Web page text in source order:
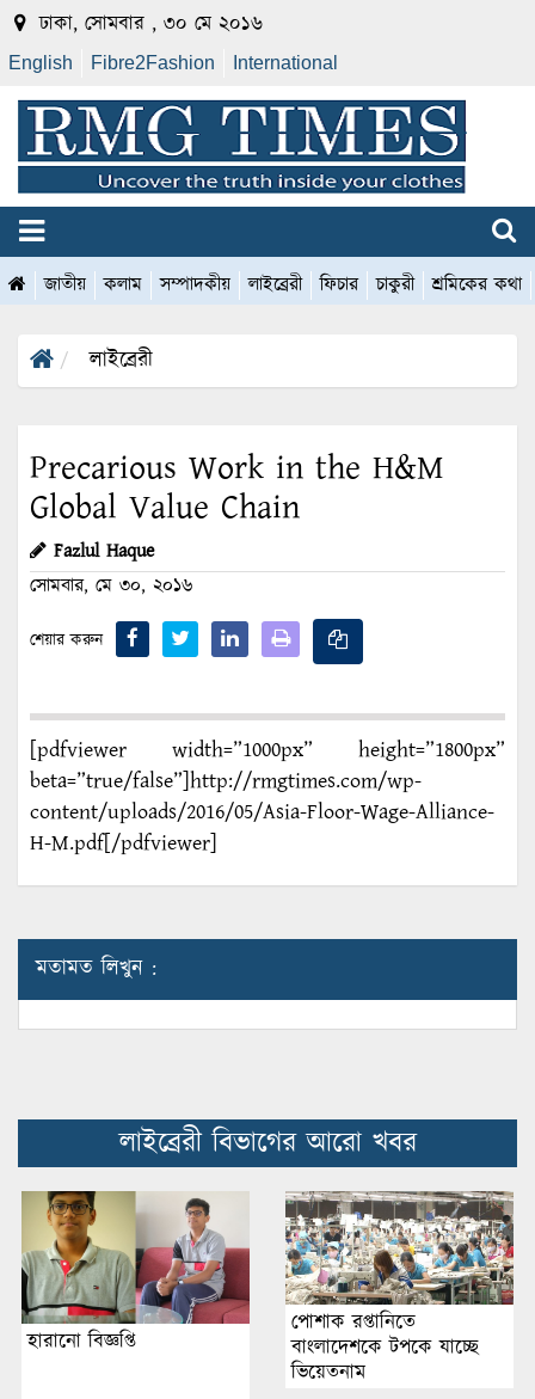
ঢাকা, সোমবার , ৩০ মে ২০১৬
English Fibre2Fashion International
জাতীয় কলাম সম্পাদকীয় লাইব্রেরী ফিচার চাকুরী শ্রমিকের কথা
লাইব্রেরী
Precarious Work in the H&M
Global Value Chain
Fazlul Haque
সোমবার, মে ৩০, ২০১৬
শেয়ার করুন
[pdfviewer width=”1000px” height=”1800px”
beta=”true/false”]http://rmgtimes.com/wp-
content/uploads/2016/05/Asia-Floor-Wage-Alliance-
H-M.pdf[/pdfviewer]
মতামত লিখুন :
লাইব্রেরী বিভাগের আরো খবর
হারানো বিজ্ঞপ্তি
পোশাক রপ্তানিতে
বাংলাদেশকে টপকে যাচ্ছে
ভিয়েতনাম